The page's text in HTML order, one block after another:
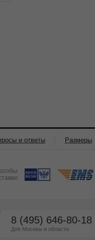
и ответы Размеры
8 (495) 646-80-18
Для Москвы и области